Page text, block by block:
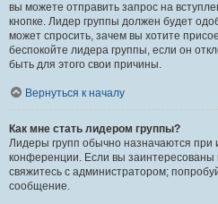
вы можете отправить запрос на
кнопке. Лидер группы должен будет
может спросить, зачем вы хотите
беспокойте лидера группы, если он
быть для этого свои причины.
Вернуться к началу
Как мне стать лидером группы?
Лидеры групп обычно назначаются при
конференции. Если вы заинтересованы
свяжитесь с администратором;
сообщение.